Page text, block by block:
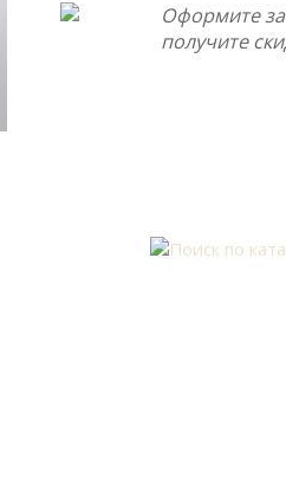
Оформите
получите